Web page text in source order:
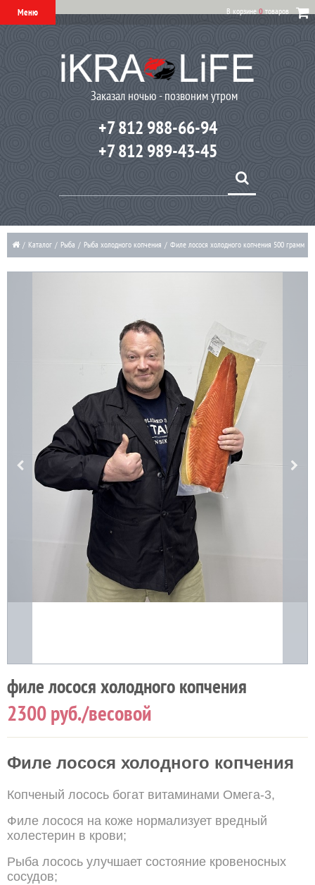
Меню В корзине 0 товаров
Заказал ночью - позвоним утром
+7 812 988-66-94
+7 812 989-43-45
/ Каталог / Рыба / Рыба холодного копчения / Филе лосося холодного копчения 500 грамм
филе лосося холодного копчения
2300руб./весовой
Филе лосося холодного копчения
Копченый лосось богат витаминами Омега-3,
Филе лосося на коже нормализует вредный
холестерин в крови;
Рыба лосось улучшает состояние кровеносных
сосудов;